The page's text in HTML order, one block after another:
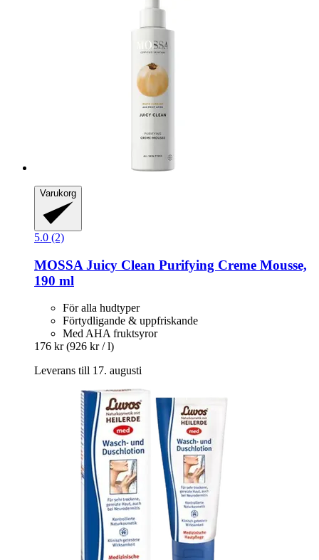
Varukorg
5.0 (2)
MOSSA Juicy Clean Purifying Creme Mousse,
190 ml
För alla hudtyper
Förtydligande & uppfriskande
Med AHA fruktsyror
176 kr (926 kr / l)
Leverans till 17. augusti